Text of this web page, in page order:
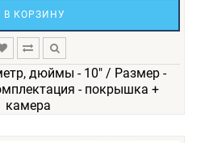
В КОРЗИНУ
дюймы - 10" / Размер -
- покрышка +
камера